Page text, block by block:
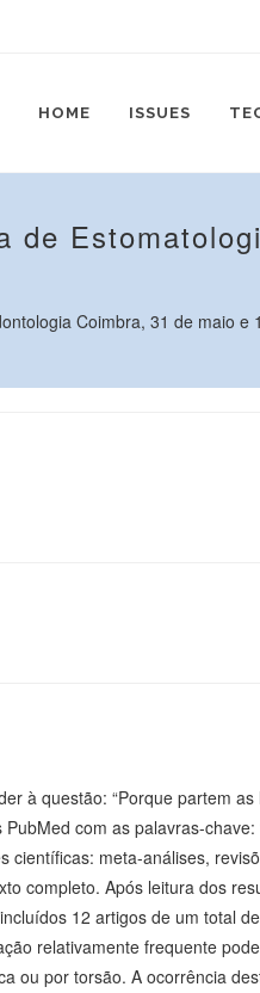
HOME ISSUES
de
Coimbra, 31 de maio
à questão: “Porque partem
com as palavras-chave:
científicas: meta-análises,
completo. Após leitura dos
12 artigos de um total
relativamente frequente
ou por torsão. A ocorrência